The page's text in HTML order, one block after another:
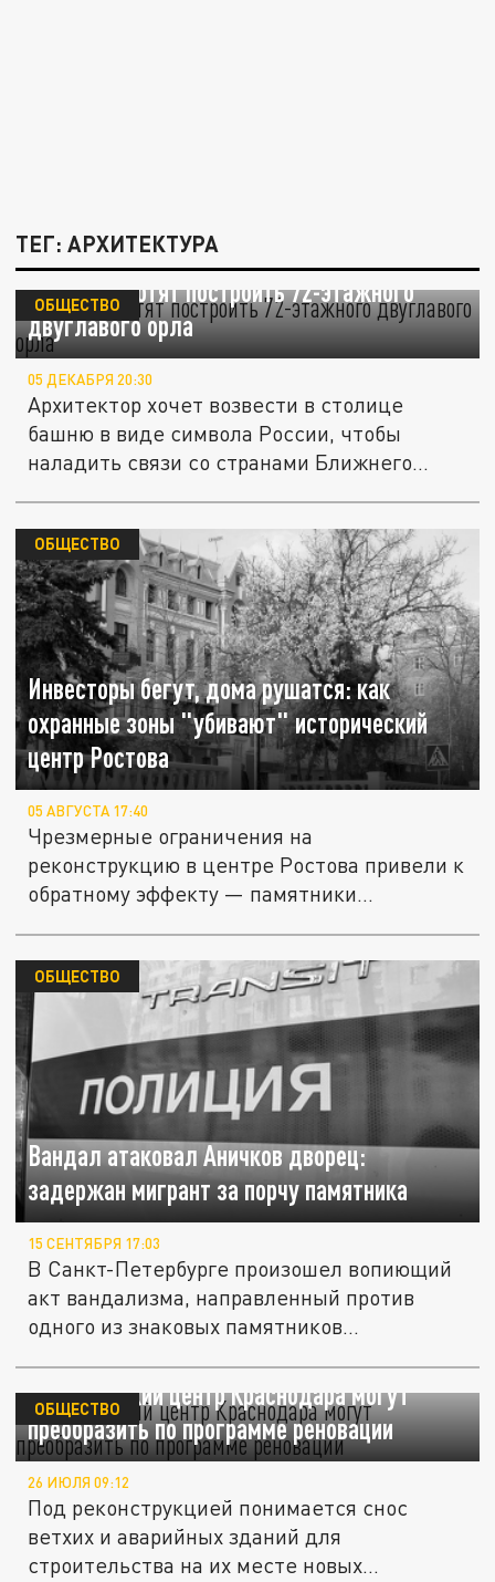
ТЕГ: АРХИТЕКТУРА
В Москве хотят построить 72-этажного
двуглавого орла
ОБЩЕСТВО
05 ДЕКАБРЯ 20:30
Архитектор хочет возвести в столице
башню в виде символа России, чтобы
наладить связи со странами Ближнего...
Инвесторы бегут, дома рушатся: как
охранные зоны "убивают" исторический
центр Ростова
ОБЩЕСТВО
05 АВГУСТА 17:40
Чрезмерные ограничения на
реконструкцию в центре Ростова привели к
обратному эффекту — памятники
Вандал атаковал Аничков дворец:
задержан мигрант за порчу памятника
ОБЩЕСТВО
15 СЕНТЯБРЯ 17:03
В Санкт-Петербурге произошел вопиющий
акт вандализма, направленный против
одного из знаковых памятников...
Исторический центр Краснодара могут
преобразить по программе реновации
ОБЩЕСТВО
26 ИЮЛЯ 09:12
Под реконструкцией понимается снос
ветхих и аварийных зданий для
строительства на их месте новых